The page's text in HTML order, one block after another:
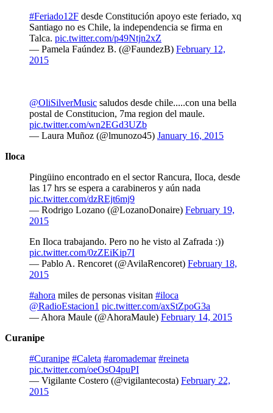
#Feriado12F desde Constitución apoyo este feriado, xq
Santiago no es Chile, la independencia se firma en
Talca. pic.twitter.com/p49Ntjn2xZ
— Pamela Faúndez B. (@FaundezB) February 12,
2015
@OliSilverMusic saludos desde chile.....con una bella
postal de Constitucion, 7ma region del maule.
pic.twitter.com/wn2EGd3UZb
— Laura Muñoz (@lmunozo45) January 16, 2015
Iloca
Pingüino encontrado en el sector Rancura, Iloca, desde
las 17 hrs se espera a carabineros y aún nada
pic.twitter.com/dzREjt6mj9
— Rodrigo Lozano (@LozanoDonaire) February 19,
2015
En Iloca trabajando. Pero no he visto al Zafrada :))
pic.twitter.com/0zZEiKip7I
— Pablo A. Rencoret (@AvilaRencoret) February 18,
2015
#ahora miles de personas visitan #iloca
@RadioEstacion1 pic.twitter.com/axStZpoG3a
— Ahora Maule (@AhoraMaule) February 14, 2015
Curanipe
#Curanipe #Caleta #aromademar #reineta
pic.twitter.com/oeOsO4puPI
— Vigilante Costero (@vigilantecosta) February 22,
2015